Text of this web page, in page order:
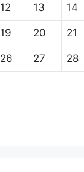
12 13 14
19 20 21
26 27 28